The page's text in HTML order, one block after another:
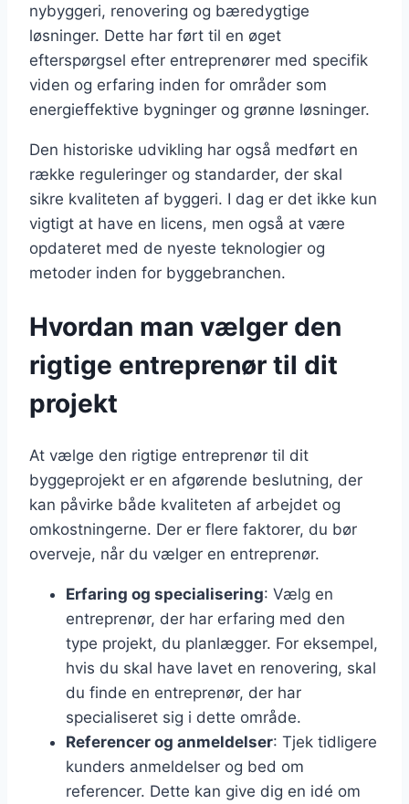
nybyggeri, renovering og bæredygtige
løsninger. Dette har ført til en øget
efterspørgsel efter entreprenører med specifik
viden og erfaring inden for områder som
energieffektive bygninger og grønne løsninger.
Den historiske udvikling har også medført en
række reguleringer og standarder, der skal
sikre kvaliteten af byggeri. I dag er det ikke kun
vigtigt at have en licens, men også at være
opdateret med de nyeste teknologier og
metoder inden for byggebranchen.
Hvordan man vælger den
rigtige entreprenør til dit
projekt
At vælge den rigtige entreprenør til dit
byggeprojekt er en afgørende beslutning, der
kan påvirke både kvaliteten af arbejdet og
omkostningerne. Der er flere faktorer, du bør
overveje, når du vælger en entreprenør.
Erfaring og specialisering: Vælg en
entreprenør, der har erfaring med den
type projekt, du planlægger. For eksempel,
hvis du skal have lavet en renovering, skal
du finde en entreprenør, der har
specialiseret sig i dette område.
Referencer og anmeldelser: Tjek tidligere
kunders anmeldelser og bed om
referencer. Dette kan give dig en idé om